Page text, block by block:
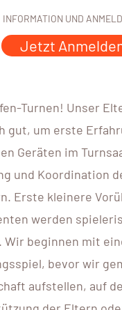
INFORMATION UND
Jetzt
Turnen! Unser
gut, um erste
Geräten im
und Koordination
Erste kleinere
werden
Wir beginnen mit
bevor wir
aufstellen, auf